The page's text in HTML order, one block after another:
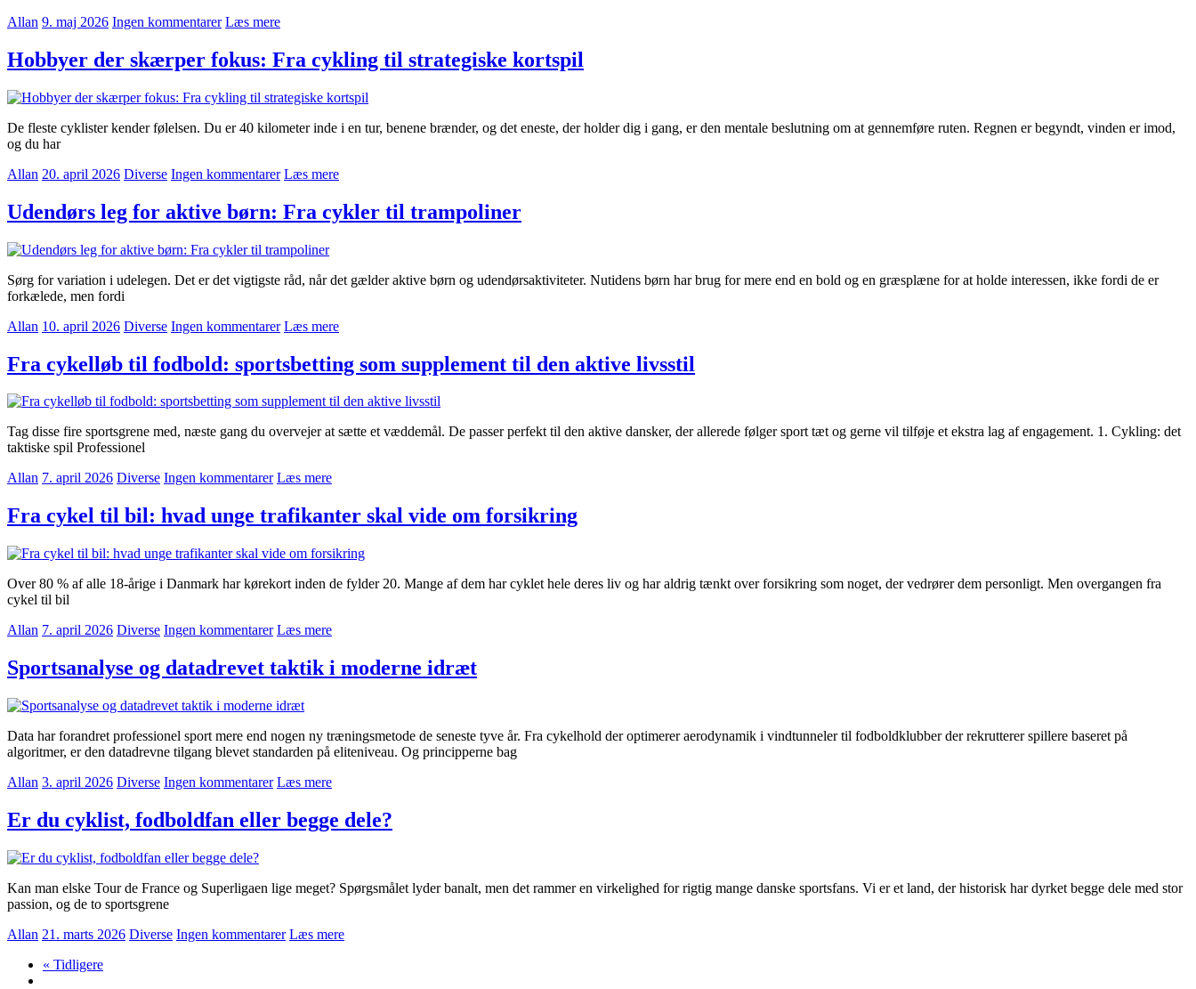
Allan 9. maj 2026 Ingen kommentarer Læs mere
Hobbyer der skærper fokus: Fra cykling til strategiske kortspil
De fleste cyklister kender følelsen. Du er 40 kilometer inde i en tur, benene brænder, og det eneste, der holder dig i gang, er den mentale beslutning om at gennemføre ruten. Regnen er begyndt, vinden er imod,
og du har
Allan 20. april 2026 Diverse Ingen kommentarer Læs mere
Udendørs leg for aktive børn: Fra cykler til trampoliner
Sørg for variation i udelegen. Det er det vigtigste råd, når det gælder aktive børn og udendørsaktiviteter. Nutidens børn har brug for mere end en bold og en græsplæne for at holde interessen, ikke fordi de er
forkælede, men fordi
Allan 10. april 2026 Diverse Ingen kommentarer Læs mere
Fra cykelløb til fodbold: sportsbetting som supplement til den aktive livsstil
Tag disse fire sportsgrene med, næste gang du overvejer at sætte et væddemål. De passer perfekt til den aktive dansker, der allerede følger sport tæt og gerne vil tilføje et ekstra lag af engagement. 1. Cykling: det
taktiske spil Professionel
Allan 7. april 2026 Diverse Ingen kommentarer Læs mere
Fra cykel til bil: hvad unge trafikanter skal vide om forsikring
Over 80 % af alle 18-årige i Danmark har kørekort inden de fylder 20. Mange af dem har cyklet hele deres liv og har aldrig tænkt over forsikring som noget, der vedrører dem personligt. Men overgangen fra
cykel til bil
Allan 7. april 2026 Diverse Ingen kommentarer Læs mere
Sportsanalyse og datadrevet taktik i moderne idræt
Data har forandret professionel sport mere end nogen ny træningsmetode de seneste tyve år. Fra cykelhold der optimerer aerodynamik i vindtunneler til fodboldklubber der rekrutterer spillere baseret på
algoritmer, er den datadrevne tilgang blevet standarden på eliteniveau. Og principperne bag
Allan 3. april 2026 Diverse Ingen kommentarer Læs mere
Er du cyklist, fodboldfan eller begge dele?
Kan man elske Tour de France og Superligaen lige meget? Spørgsmålet lyder banalt, men det rammer en virkelighed for rigtig mange danske sportsfans. Vi er et land, der historisk har dyrket begge dele med stor
passion, og de to sportsgrene
Allan 21. marts 2026 Diverse Ingen kommentarer Læs mere
« Tidligere